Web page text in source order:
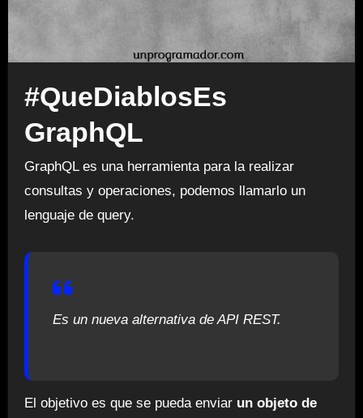
#QueDiablosEs
GraphQL
GraphQL es una herramienta para la realizar
consultas y operaciones, podemos llamarlo un
lenguaje de query.
Es un nueva alternativa de API REST.
El objetivo es que se pueda enviar un objeto de